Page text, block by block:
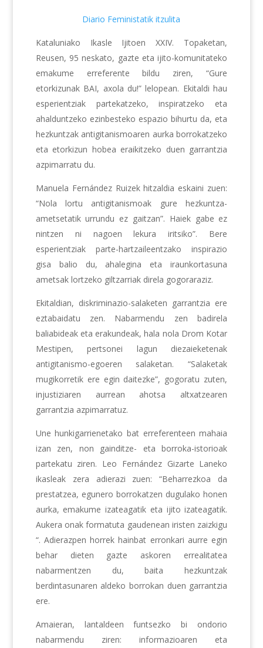
Diario Feministatik itzulita
Kataluniako Ikasle Ijitoen XXIV. Topaketan,
Reusen, 95 neskato, gazte eta ijito-komunitateko
emakume erreferente bildu ziren, “Gure
etorkizunak BAI, axola du!” lelopean. Ekitaldi hau
esperientziak partekatzeko, inspiratzeko eta
ahalduntzeko ezinbesteko espazio bihurtu da, eta
hezkuntzak antigitanismoaren aurka borrokatzeko
eta etorkizun hobea eraikitzeko duen garrantzia
azpimarratu du.
Manuela Fernández Ruizek hitzaldia eskaini zuen:
“Nola lortu antigitanismoak gure hezkuntza-
ametsetatik urrundu ez gaitzan”. Haiek gabe ez
nintzen ni nagoen lekura iritsiko”. Bere
esperientziak parte-hartzaileentzako inspirazio
gisa balio du, ahalegina eta iraunkortasuna
ametsak lortzeko giltzarriak direla gogoraraziz.
Ekitaldian, diskriminazio-salaketen garrantzia ere
eztabaidatu zen. Nabarmendu zen badirela
baliabideak eta erakundeak, hala nola Drom Kotar
Mestipen, pertsonei lagun diezaieketenak
antigitanismo-egoeren salaketan. “Salaketak
mugikorretik ere egin daitezke”, gogoratu zuten,
injustiziaren aurrean ahotsa altxatzearen
garrantzia azpimarratuz.
Une hunkigarrienetako bat erreferenteen mahaia
izan zen, non gainditze- eta borroka-istorioak
partekatu ziren. Leo Fernández Gizarte Laneko
ikasleak zera adierazi zuen: “Beharrezkoa da
prestatzea, egunero borrokatzen dugulako honen
aurka, emakume izateagatik eta ijito izateagatik.
Aukera onak formatuta gaudenean iristen zaizkigu
“. Adierazpen horrek hainbat erronkari aurre egin
behar dieten gazte askoren errealitatea
nabarmentzen du, baita hezkuntzak
berdintasunaren aldeko borrokan duen garrantzia
ere.
Amaieran, lantaldeen funtsezko bi ondorio
nabarmendu ziren: informazioaren eta